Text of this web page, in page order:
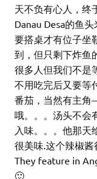
天不负有心人，终
Danau Desa的鱼
要搭桌才有位子坐
到，但只剩下炸鱼
很多人但我们不是
不用吃完后又要等
番茄，当然有主角
哦。。。汤头不会
入味。。。他那天
很美味.这个辣椒酱
They feature in
🙂